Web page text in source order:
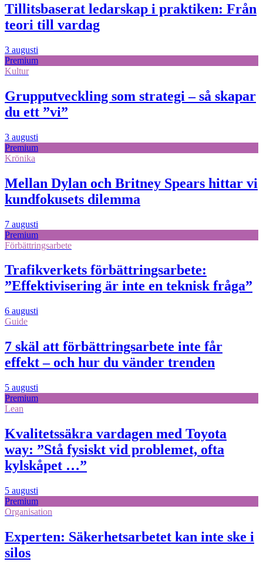
Tillitsbaserat ledarskap i praktiken: Från
teori till vardag
3 augusti
Premium
Kultur
Grupputveckling som strategi – så skapar
du ett ”vi”
3 augusti
Premium
Krönika
Mellan Dylan och Britney Spears hittar vi
kundfokusets dilemma
7 augusti
Premium
Förbättringsarbete
Trafikverkets förbättringsarbete:
”Effektivisering är inte en teknisk fråga”
6 augusti
Guide
7 skäl att förbättringsarbete inte får
effekt – och hur du vänder trenden
5 augusti
Premium
Lean
Kvalitetssäkra vardagen med Toyota
way: ”Stå fysiskt vid problemet, ofta
kylskåpet …”
5 augusti
Premium
Organisation
Experten: Säkerhetsarbetet kan inte ske i
silos